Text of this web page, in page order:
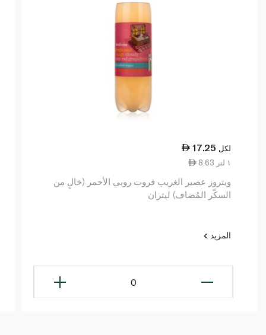
17.25 لكل
8.63 ١ لتر
ويتروز عصير الغريب فروت روبي الأحمر (خالٍ من
السكّر المُضاف) ليتران
المزيد
0